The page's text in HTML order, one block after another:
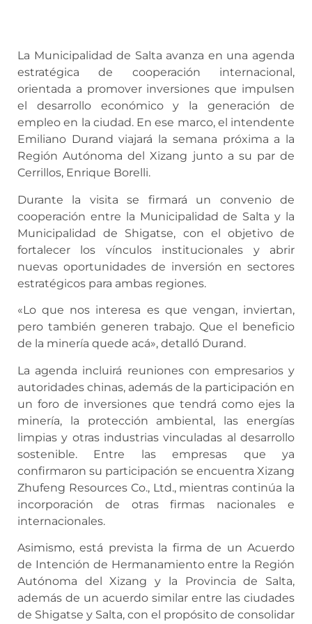
La Municipalidad de Salta avanza en una agenda
estratégica de cooperación internacional,
orientada a promover inversiones que impulsen
el desarrollo económico y la generación de
empleo en la ciudad. En ese marco, el intendente
Emiliano Durand viajará la semana próxima a la
Región Autónoma del Xizang junto a su par de
Cerrillos, Enrique Borelli.
Durante la visita se firmará un convenio de
cooperación entre la Municipalidad de Salta y la
Municipalidad de Shigatse, con el objetivo de
fortalecer los vínculos institucionales y abrir
nuevas oportunidades de inversión en sectores
estratégicos para ambas regiones.
«Lo que nos interesa es que vengan, inviertan,
pero también generen trabajo. Que el beneficio
de la minería quede acá», detalló Durand.
La agenda incluirá reuniones con empresarios y
autoridades chinas, además de la participación en
un foro de inversiones que tendrá como ejes la
minería, la protección ambiental, las energías
limpias y otras industrias vinculadas al desarrollo
sostenible. Entre las empresas que ya
confirmaron su participación se encuentra Xizang
Zhufeng Resources Co., Ltd., mientras continúa la
incorporación de otras firmas nacionales e
internacionales.
Asimismo, está prevista la firma de un Acuerdo
de Intención de Hermanamiento entre la Región
Autónoma del Xizang y la Provincia de Salta,
además de un acuerdo similar entre las ciudades
de Shigatse y Salta, con el propósito de consolidar